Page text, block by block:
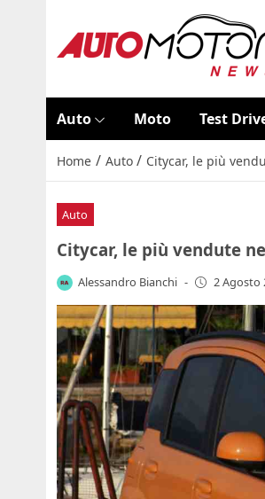
Auto Moto Test
Home / Auto / Citycar, le più
Auto
Citycar, le più vendute
Alessandro Bianchi - 2 Agosto